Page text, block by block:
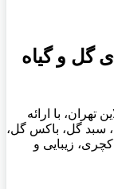
گل و گیاه
با ارائه
سبد گل، باکس گل،
زیبایی و